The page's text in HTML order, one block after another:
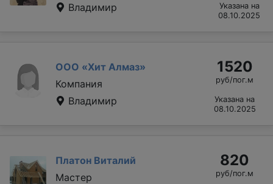
Владимир
Указана на
08.10.2025
ООО «Хит Алмаз»
Компания
Владимир
1520
руб/пог.м
Указана на
08.10.2025
Платон Виталий
Мастер
820
руб/пог.м